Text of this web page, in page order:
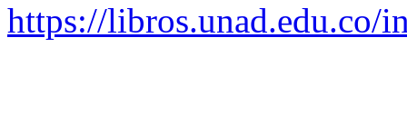
https://libros.unad.edu.co/